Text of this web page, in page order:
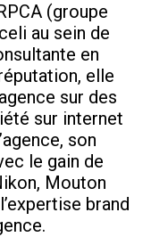
(groupe
au sein de
en
elle
sur des
sur internet
son
le gain de
Mouton
brand